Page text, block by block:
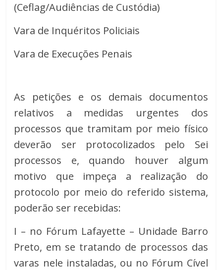
(Ceflag/Audiências de Custódia)
Vara de Inquéritos Policiais
Vara de Execuções Penais
As petições e os demais documentos
relativos a medidas urgentes dos
processos que tramitam por meio físico
deverão ser protocolizados pelo Sei
processos e, quando houver algum
motivo que impeça a realização do
protocolo por meio do referido sistema,
poderão ser recebidas:
I – no Fórum Lafayette – Unidade Barro
Preto, em se tratando de processos das
varas nele instaladas, ou no Fórum Cível